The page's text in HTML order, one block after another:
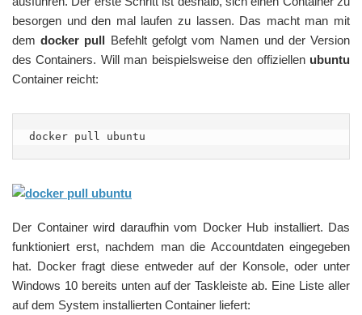
besorgen und den mal laufen zu lassen. Das macht man mit
demdocker pull Befehlt gefolgt vom Namen und der Version
des Containers. Will man beispielsweise den offiziellen ubuntu
Container reicht:
docker pull ubuntu
Der Container wird daraufhin vom Docker Hub installiert. Das
funktioniert erst, nachdem man die Accountdaten eingegeben
hat. Docker fragt diese entweder auf der Konsole, oder unter
Windows 10 bereits unten auf der Taskleiste ab. Eine Liste aller
auf dem System installierten Container liefert: